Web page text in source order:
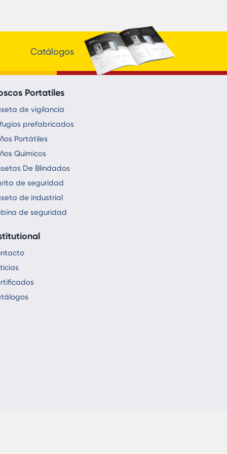
Catálogos
Portatiles
de vigilancia
prefabricados
Portátiles
Químicos
De Blindados
de seguridad
de industrial
de seguridad